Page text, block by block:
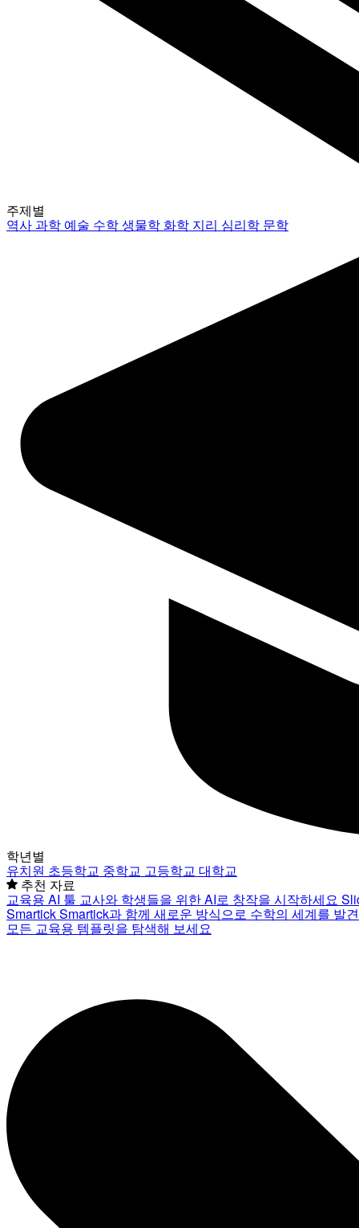
주제별
역사과학 예술 수학생물학 화학 지리 심리학 문학
학년별
유치원 초등학교 중학교 고등학교 대학교
추천 자료
교육용 AI 툴 교사와 학생들을 위한 AI로 창작을 시작하세요
SmartickSmartick과 함께 새로운 방식으로 수학의 세계를 발
모든 교육용 템플릿을 탐색해 보세요